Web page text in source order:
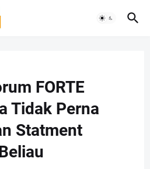
FORTE
Tidak Perna
Statment